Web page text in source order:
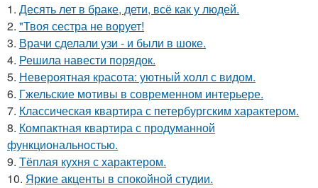
1. Десять лет в браке, дети, всё как у людей.
2. "Твоя сестра не ворует!
3. Врачи сделали узи - и были в шоке.
4. Решила навести порядок.
5. Невероятная красота: уютный холл с видом.
6. Гжельские мотивы в современном интерьере.
7. Классическая квартира с петербургским характером.
8. Компактная квартира с продуманной
функциональностью.
9. Тёплая кухня с характером.
10. Яркие акценты в спокойной студии.